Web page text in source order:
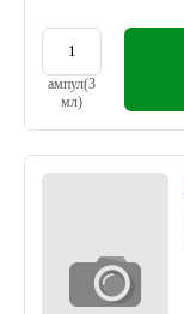
ампул(3
мл)